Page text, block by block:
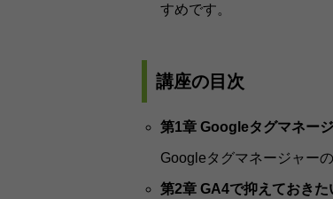
すめです。
講座の目次
第1章 Googleタグマネー
Googleタグマネージャー
第2章 GA4で抑えておきた